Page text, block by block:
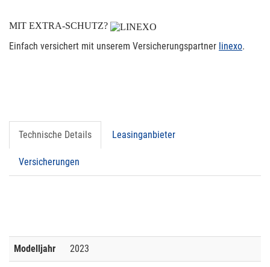
MIT EXTRA-SCHUTZ?
Einfach versichert mit unserem Versicherungspartner linexo.
Technische Details Leasinganbieter
Versicherungen
Modelljahr 2023